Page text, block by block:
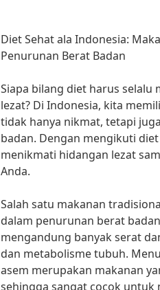
Diet Sehat ala Indonesia:
Penurunan Berat Badan
Siapa bilang diet harus selalu
lezat? Di Indonesia, kita
tidak hanya nikmat, tetapi
badan. Dengan mengikuti
menikmati hidangan lezat
Anda.
Salah satu makanan
dalam penurunan berat
mengandung banyak serat
dan metabolisme tubuh.
asem merupakan makanan
sehingga sangat cocok untuk